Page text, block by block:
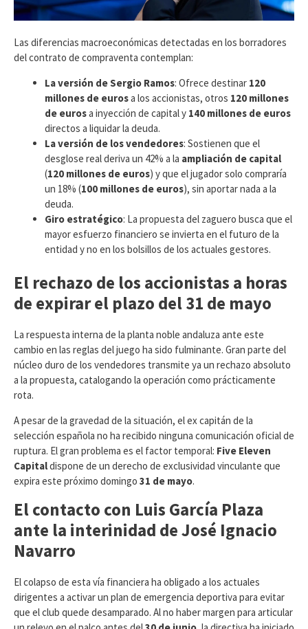
​Las diferencias macroeconómicas detectadas en los borradores
del contrato de compraventa contemplan:
La versión de Sergio Ramos: Ofrece destinar 120
millones de eurosa los accionistas, otros 120 millones
de eurosa inyección de capital y 140 millones de euros
directos a liquidar la deuda.
La versión de los vendedores: Sostienen que el
desglose real deriva un 42% a la ampliación de capital
(120 millones de euros) y que el jugador solo compraría
un 18% (100 millones de euros), sin aportar nada a la
deuda.
Giro estratégico: La propuesta del zaguero busca que el
mayor esfuerzo financiero se invierta en el futuro de la
entidad y no en los bolsillos de los actuales gestores.
El rechazo de los accionistas a horas
de expirar el plazo del 31 de mayo
​La respuesta interna de la planta noble andaluza ante este
cambio en las reglas del juego ha sido fulminante. Gran parte del
núcleo duro de los vendedores transmite ya un rechazo absoluto
a la propuesta, catalogando la operación como prácticamente
rota.
A pesar de la gravedad de la situación, el ex capitán de la
selección española no ha recibido ninguna comunicación oficial de
ruptura. El gran problema es el factor temporal: Five Eleven
Capitaldispone de un derecho de exclusividad vinculante que
expira este próximo domingo 31 de mayo.
El contacto con Luis García Plaza
ante la interinidad de José Ignacio
Navarro
​El colapso de esta vía financiera ha obligado a los actuales
dirigentes a activar un plan de emergencia deportiva para evitar
que el club quede desamparado. Al no haber margen para articular